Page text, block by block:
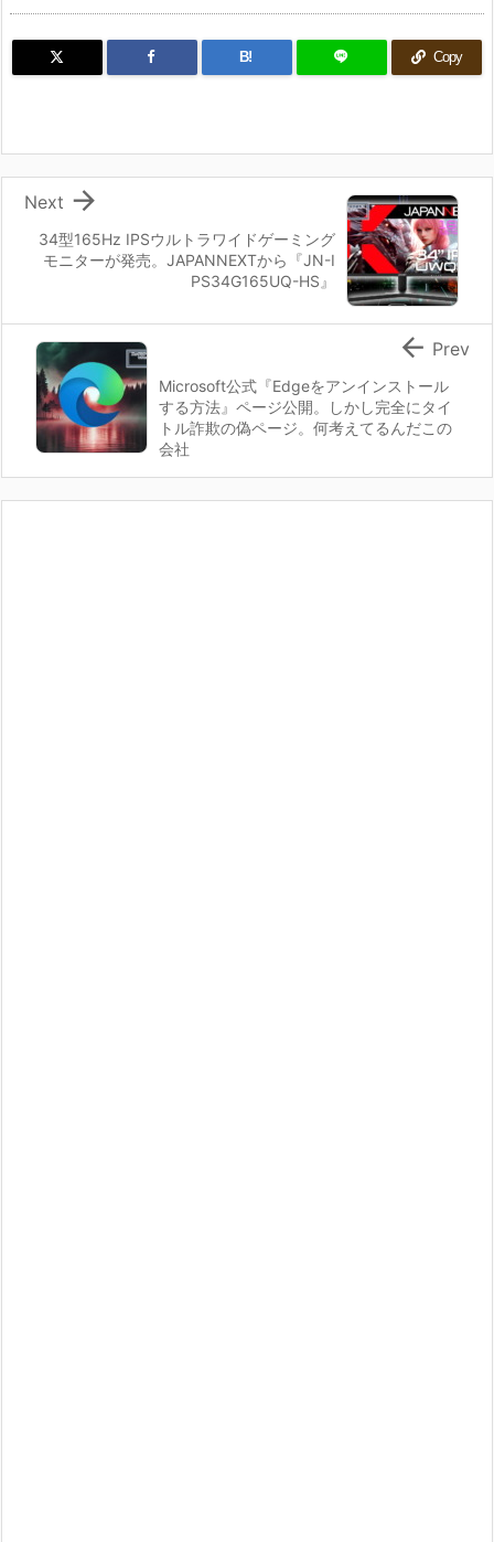
B! Copy
34型165Hz IPSウルトラワイドゲーミング
モニターが発売。JAPANNEXTから『JN-I
PS34G165UQ-HS』

Next
Microsoft公式『Edgeをアンインストール
する方法』ページ公開。しかし完全にタイ
トル詐欺の偽ページ。何考えてるんだこの
会社
 Prev